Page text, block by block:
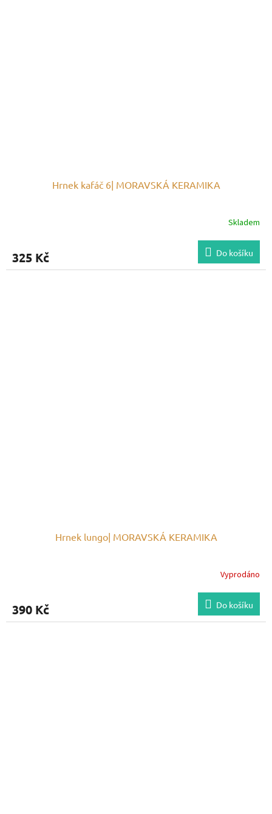
Hrnek kafáč 6| MORAVSKÁ KERAMIKA
Skladem
325 Kč Do košíku
Hrnek lungo| MORAVSKÁ KERAMIKA
Vyprodáno
390 Kč Do košíku